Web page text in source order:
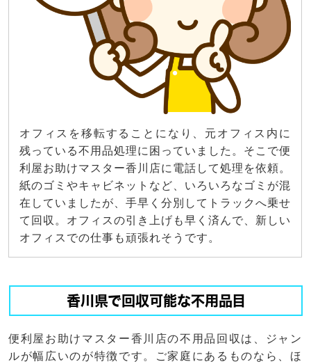
オフィスを移転することになり、元オフィス内に
残っている不用品処理に困っていました。そこで便
利屋お助けマスター香川店に電話して処理を依頼。
紙のゴミやキャビネットなど、いろいろなゴミが混
在していましたが、手早く分別してトラックへ乗せ
て回収。オフィスの引き上げも早く済んで、新しい
オフィスでの仕事も頑張れそうです。
香川県で回収可能な不用品目
便利屋お助けマスター香川店の不用品回収は、ジャン
ルが幅広いのが特徴です。ご家庭にあるものなら、ほ